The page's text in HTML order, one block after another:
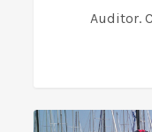
Auditor.
DB